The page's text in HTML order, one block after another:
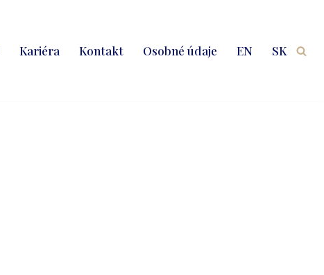
Kariéra Kontakt Osobné údaje EN SK